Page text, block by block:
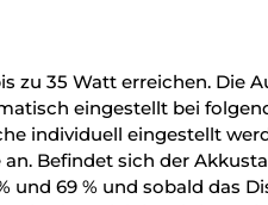
zu 35 Watt erreichen. Die
eingestellt bei
individuell eingestellt
Befindet sich der
und 69 % und sobald das